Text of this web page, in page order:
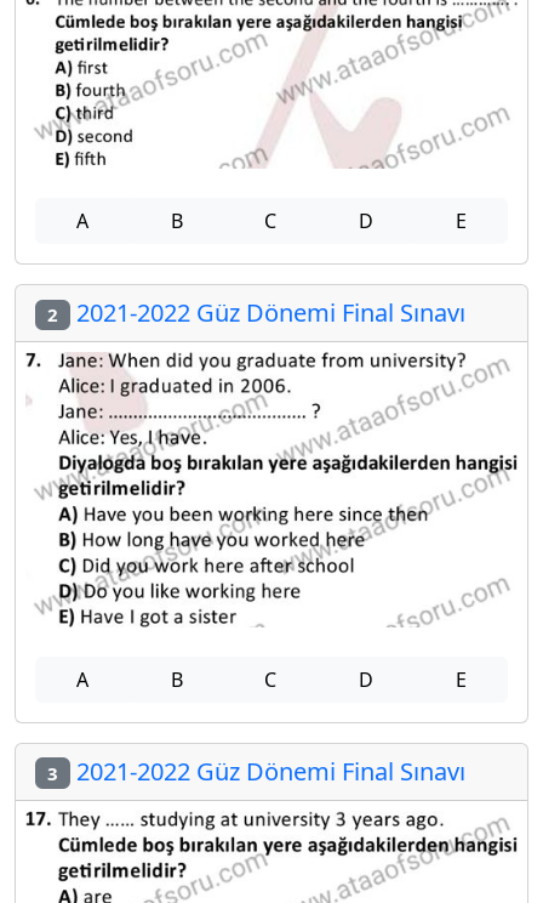
A B C D E
2 2021-2022 Güz Dönemi Final Sınavı
A B C D E
3 2021-2022 Güz Dönemi Final Sınavı